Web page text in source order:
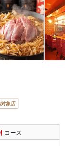
象店
コース